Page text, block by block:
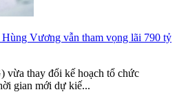
Vương vẫn tham vọng lãi 790 tỷ
thay đổi kế hoạch tổ chức
gian mới dự kiế...